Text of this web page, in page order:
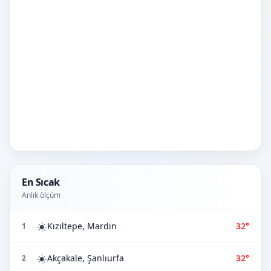
En Sıcak
Anlık ölçüm
1 ☀️Kızıltepe, Mardin 32°
2 ☀️Akçakale, Şanlıurfa 32°